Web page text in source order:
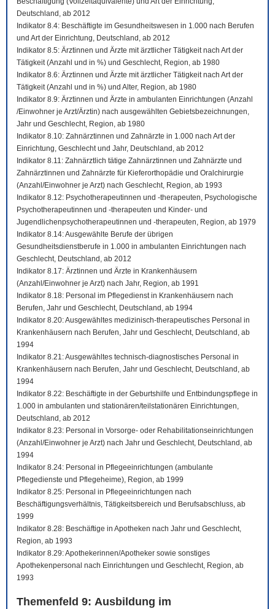
Deutschland, ab 2012
Indikator 8.4: Beschäftigte im Gesundheitswesen in 1.000 nach Berufen
und Art der Einrichtung, Deutschland, ab 2012
Indikator 8.5: Ärztinnen und Ärzte mit ärztlicher Tätigkeit nach Art der
Tätigkeit (Anzahl und in %) und Geschlecht, Region, ab 1980
Indikator 8.6: Ärztinnen und Ärzte mit ärztlicher Tätigkeit nach Art der
Tätigkeit (Anzahl und in %) und Alter, Region, ab 1980
Indikator 8.9: Ärztinnen und Ärzte in ambulanten Einrichtungen (Anzahl
/Einwohner je Arzt/Ärztin) nach ausgewählten Gebietsbezeichnungen,
Jahr und Geschlecht, Region, ab 1980
Indikator 8.10: Zahnärztinnen und Zahnärzte in 1.000 nach Art der
Einrichtung, Geschlecht und Jahr, Deutschland, ab 2012
Indikator 8.11: Zahnärztlich tätige Zahnärztinnen und Zahnärzte und
Zahnärztinnen und Zahnärzte für Kieferorthopädie und Oralchirurgie
(Anzahl/Einwohner je Arzt) nach Geschlecht, Region, ab 1993
Indikator 8.12: Psychotherapeutinnen und -therapeuten, Psychologische
Psychotherapeutinnen und -therapeuten und Kinder- und
Jugendlichenpsychotherapeutinnen und -therapeuten, Region, ab 1979
Indikator 8.14: Ausgewählte Berufe der übrigen
Gesundheitsdienstberufe in 1.000 in ambulanten Einrichtungen nach
Geschlecht, Deutschland, ab 2012
Indikator 8.17: Ärztinnen und Ärzte in Krankenhäusern
(Anzahl/Einwohner je Arzt) nach Jahr, Region, ab 1991
Indikator 8.18: Personal im Pflegedienst in Krankenhäusern nach
Berufen, Jahr und Geschlecht, Deutschland, ab 1994
Indikator 8.20: Ausgewähltes medizinisch-therapeutisches Personal in
Krankenhäusern nach Berufen, Jahr und Geschlecht, Deutschland, ab
1994
Indikator 8.21: Ausgewähltes technisch-diagnostisches Personal in
Krankenhäusern nach Berufen, Jahr und Geschlecht, Deutschland, ab
1994
Indikator 8.22: Beschäftigte in der Geburtshilfe und Entbindungspflege in
1.000 in ambulanten und stationären/teilstationären Einrichtungen,
Deutschland, ab 2012
Indikator 8.23: Personal in Vorsorge- oder Rehabilitationseinrichtungen
(Anzahl/Einwohner je Arzt) nach Jahr und Geschlecht, Deutschland, ab
1994
Indikator 8.24: Personal in Pflegeeinrichtungen (ambulante
Pflegedienste und Pflegeheime), Region, ab 1999
Indikator 8.25: Personal in Pflegeeinrichtungen nach
Beschäftigungsverhältnis, Tätigkeitsbereich und Berufsabschluss, ab
1999
Indikator 8.28: Beschäftige in Apotheken nach Jahr und Geschlecht,
Region, ab 1993
Indikator 8.29: Apothekerinnen/Apotheker sowie sonstiges
Apothekenpersonal nach Einrichtungen und Geschlecht, Region, ab
1993
Themenfeld 9: Ausbildung im